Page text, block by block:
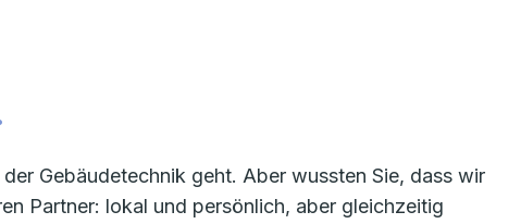
Gebäudetechnik geht. Aber wussten Sie, dass wir
Partner: lokal und persönlich, aber gleichzeitig